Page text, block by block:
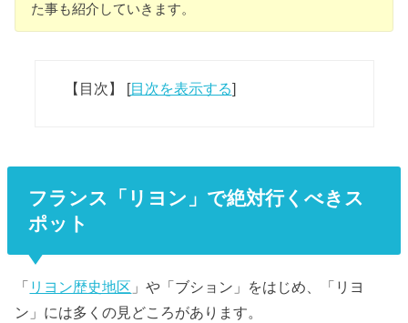
た事も紹介していきます。
【目次】 [目次を表示する]
フランス「リヨン」で絶対行くべきス
ポット
「 リヨン歴史地区 」や「ブション」をはじめ、「リヨ
ン」には多くの見どころがあります。